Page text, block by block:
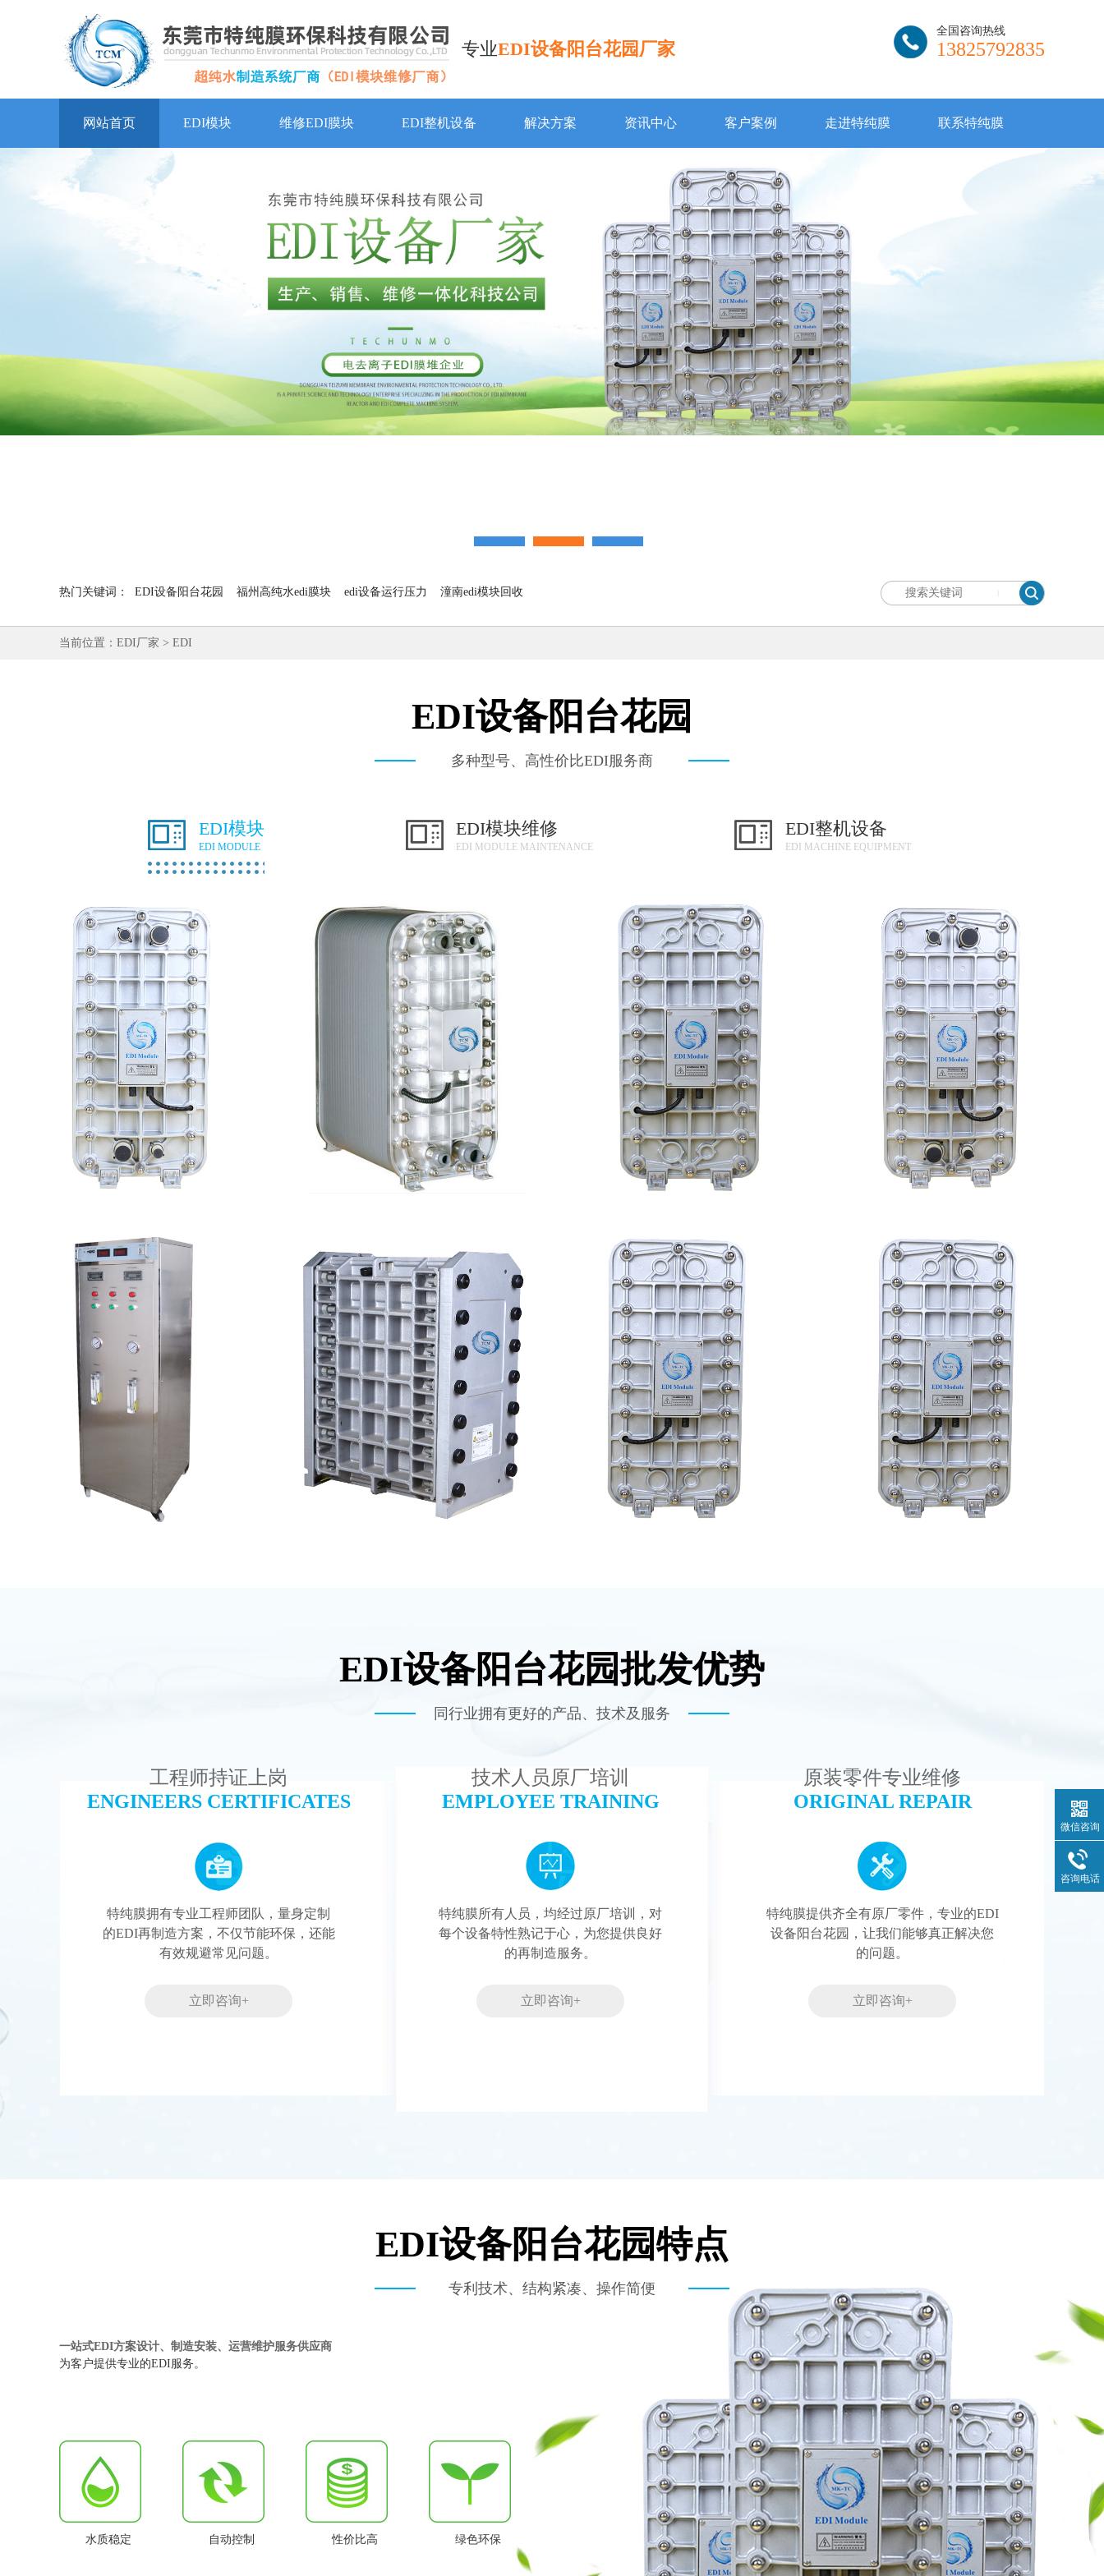
专业EDI设备阳台花园厂家
全国咨询热线
13825792835
网站首页 EDI模块 维修EDI膜块 EDI整机设备 解决方案 资讯中心 客户案例 走进特纯膜 联系特纯膜
热门关键词： EDI设备阳台花园 福州高纯水edi膜块 edi设备运行压力 潼南edi模块回收
当前位置： EDI厂家 > EDI
EDI设备阳台花园
多种型号、高性价比EDI服务商
EDI模块
EDI MODULE
EDI模块维修
EDI MODULE MAINTENANCE
EDI整机设备
EDI MACHINE EQUIPMENT
EDI超纯水处理设备
查看详情
麦克尼斯EDI模块维修
查看详情
MK-TC50 EDI模块
查看详情
MK-TC200 EDI模块
查看详情
GE EDI模块维修
查看详情
MK-TC100 EDI超纯水处理设备
查看详情
EDI设备阳台花园批发优势
同行业拥有更好的产品、技术及服务
工程师持证上岗
ENGINEERS CERTIFICATES
特纯膜拥有专业工程师团队，量身定制
的EDI再制造方案，不仅节能环保，还能
有效规避常见问题。
立即咨询+
技术人员原厂培训
EMPLOYEE TRAINING
特纯膜所有人员，均经过原厂培训，对
每个设备特性熟记于心，为您提供良好
的再制造服务。
立即咨询+
原装零件专业维修
ORIGINAL REPAIR
特纯膜提供齐全有原厂零件，专业的EDI
设备阳台花园，让我们能够真正解决您
的问题。
立即咨询+
EDI设备阳台花园特点
专利技术、结构紧凑、操作简便
一站式EDI方案设计、制造安装、运营维护服务供应商
为客户提供专业的EDI服务。
水质稳定 自动控制 性价比高 绿色环保
微信咨询
咨询电话